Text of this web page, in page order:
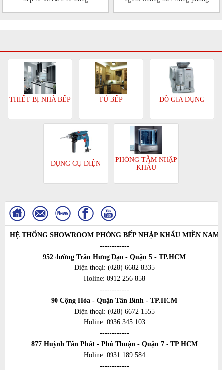
THIẾT BỊ NHÀ BẾP TỦ BẾP ĐỒ GIA DỤNG
DỤNG CỤ ĐIỆN
PHÒNG TẮM NHẬP
KHẨU
HỆ THỐNG SHOWROOM PHÒNG BẾP NHẬP KHẨU MIỀN NAM
------------
952 đường Trần Hưng Đạo - Quận 5 - TP.HCM
Điện thoại: (028) 6682 8335
Holine: 0912 256 858
------------
90 Cộng Hòa - Quận Tân Bình - TP.HCM
Điện thoại: (028) 6672 1555
Holine: 0936 345 103
------------
877 Huỳnh Tấn Phát - Phú Thuận - Quận 7 - TP HCM
Holine: 0931 189 584
------------